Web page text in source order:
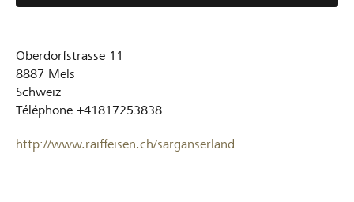
Oberdorfstrasse 11
8887 Mels
Schweiz
Téléphone +41817253838
http://www.raiffeisen.ch/sarganserland